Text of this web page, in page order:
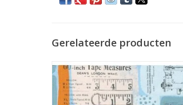
Gerelateerde producten
gekleurde vlakken met tekst en tekeningen
op blauw
TOEVOEGEN AAN WINKELWAGEN